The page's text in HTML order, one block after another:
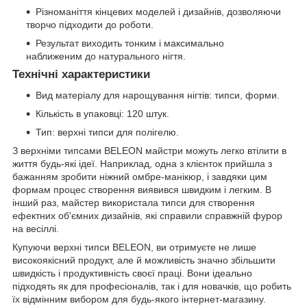
Різноманіття кінцевих моделей і дизайнів, дозволяючи
творчо підходити до роботи.
Результат виходить тонким і максимально
наближеним до натурального нігтя.
Технічні характеристики
Вид матеріалу для нарощування нігтів: типси, форми.
Кількість в упаковці: 120 штук.
Тип: верхні типси для полігелю.
З верхніми типсами BELEON майстри можуть легко втілити в
життя будь-які ідеї. Наприклад, одна з клієнток прийшла з
бажанням зробити ніжний омбре-манікюр, і завдяки цим
формам процес створення виявився швидким і легким. В
інший раз, майстер використала типси для створення
ефектних об'ємних дизайнів, які справили справжній фурор
на весіллі.
Купуючи верхні типси BELEON, ви отримуєте не лише
високоякісний продукт, але й можливість значно збільшити
швидкість і продуктивність своєї праці. Вони ідеально
підходять як для професіоналів, так і для новачків, що робить
їх відмінним вибором для будь-якого інтернет-магазину.